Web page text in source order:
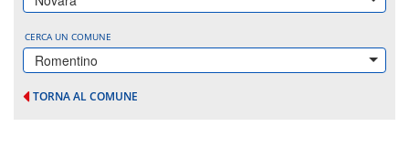
CERCA UN COMUNE
Romentino
TORNA AL COMUNE